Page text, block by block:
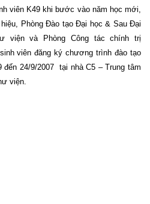
viên K49 khi bước vào năm học mới,
Phòng Đào tạo Đại học & Sau Đại
viện và Phòng Công tác chính trị
viên đăng ký chương trình đào tạo
24/9/2007
tại nhà C5 – Trung tâm
viện.